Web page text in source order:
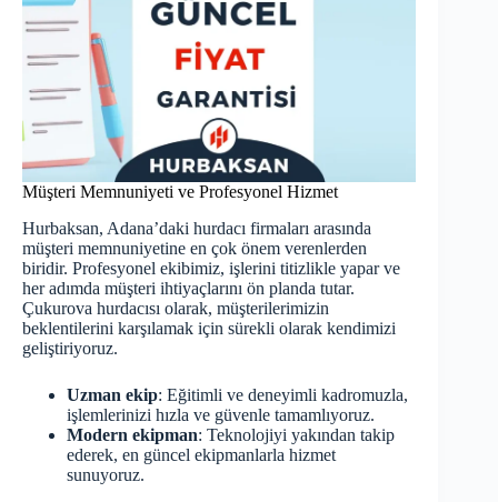
Müşteri Memnuniyeti ve Profesyonel Hizmet
Hurbaksan, Adana’daki hurdacı firmaları arasında
müşteri memnuniyetine en çok önem verenlerden
biridir. Profesyonel ekibimiz, işlerini titizlikle yapar ve
her adımda müşteri ihtiyaçlarını ön planda tutar.
Çukurova hurdacısı olarak, müşterilerimizin
beklentilerini karşılamak için sürekli olarak kendimizi
geliştiriyoruz.
Uzman ekip: Eğitimli ve deneyimli kadromuzla,
işlemlerinizi hızla ve güvenle tamamlıyoruz.
Modern ekipman: Teknolojiyi yakından takip
ederek, en güncel ekipmanlarla hizmet
sunuyoruz.